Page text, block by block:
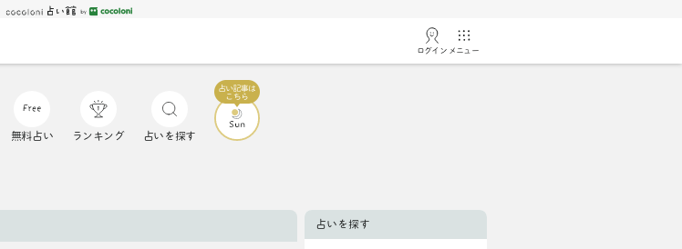
ログイン メニュー
無料占い ランキング 占いを探す
占いを探す